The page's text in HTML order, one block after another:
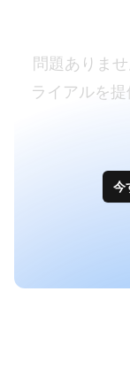
問題ありま
ライアルを
今